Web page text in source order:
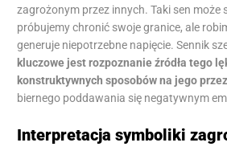
zagrożonym przez innych. Taki sen może
próbujemy chronić swoje granice, ale
generuje niepotrzebne napięcie. Sennik
kluczowe jest rozpoznanie źródła tego
konstruktywnych sposobów na jego
biernego poddawania się negatywnym
Interpretacja symboliki